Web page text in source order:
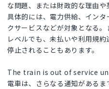
な問題、または財政的な理由や
具体的には、電力供給、イン
クサービスなどが対象となる
レベルでも、未払いや利用規
停止されることもあります。
The train is out of service
電車は、さらなる通知があるま